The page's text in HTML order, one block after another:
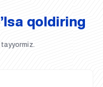
qoldiring